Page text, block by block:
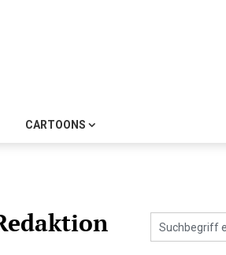
CARTOONS